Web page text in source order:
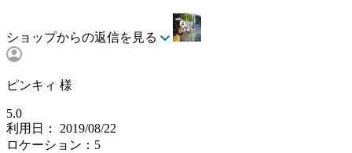
ショップからの返信を見る
ピンキィ 様
5.0
利用日： 2019/08/22
ロケーション：5